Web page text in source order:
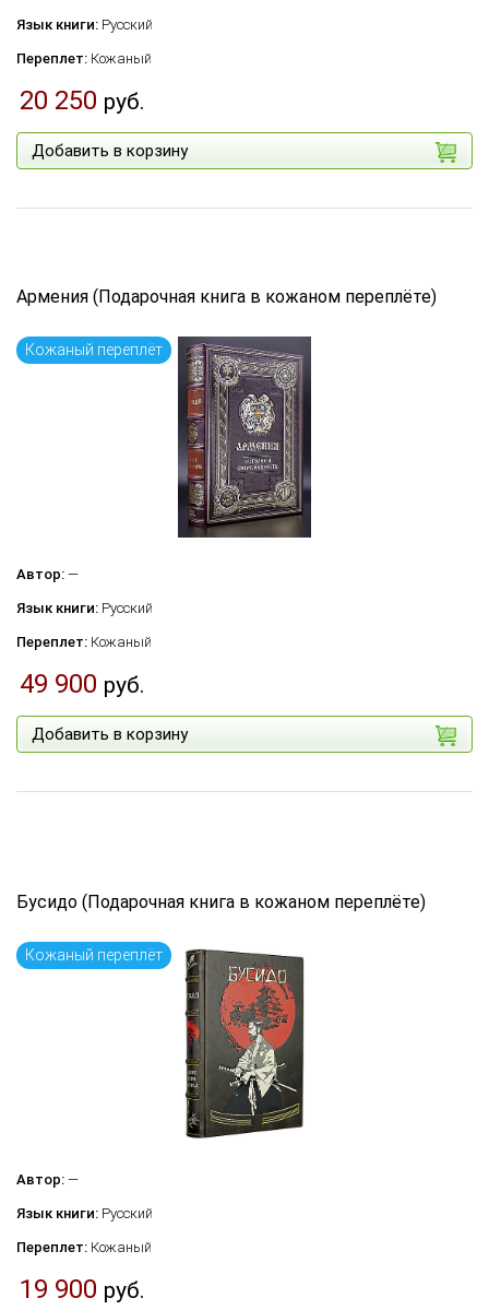
Язык книги: Русский
Переплет: Кожаный
20 250 руб.
Добавить в корзину
Армения (Подарочная книга в кожаном переплёте)
Кожаный переплёт
Автор: —
Язык книги: Русский
Переплет: Кожаный
49 900 руб.
Добавить в корзину
Бусидо (Подарочная книга в кожаном переплёте)
Кожаный переплёт
Автор: —
Язык книги: Русский
Переплет: Кожаный
19 900 руб.